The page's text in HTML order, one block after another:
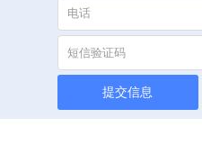
提交信息